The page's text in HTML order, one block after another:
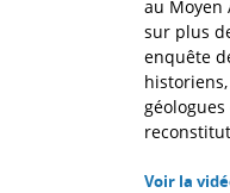
au Moyen
sur plus
enquête
Voir la